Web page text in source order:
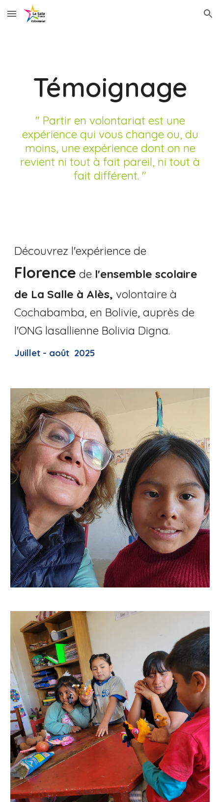
Skip to main content Skip to navigation
Témoignage
" Partir en volontariat est une
expérience qui vous change ou, du
moins, une expérience dont on ne
revient ni tout à fait pareil, ni tout à
fait différent. "
Découvrez l'expérience de
Florence de l'ensemble scolaire
de La Salle à Alès, volontaire à
Cochabamba,en Bolivie, auprès de
l'ONG lasallienne Bolivia Digna.
Juillet - août 2025